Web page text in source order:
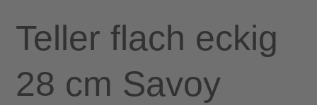
Teller flach eckig
28 cm Savoy